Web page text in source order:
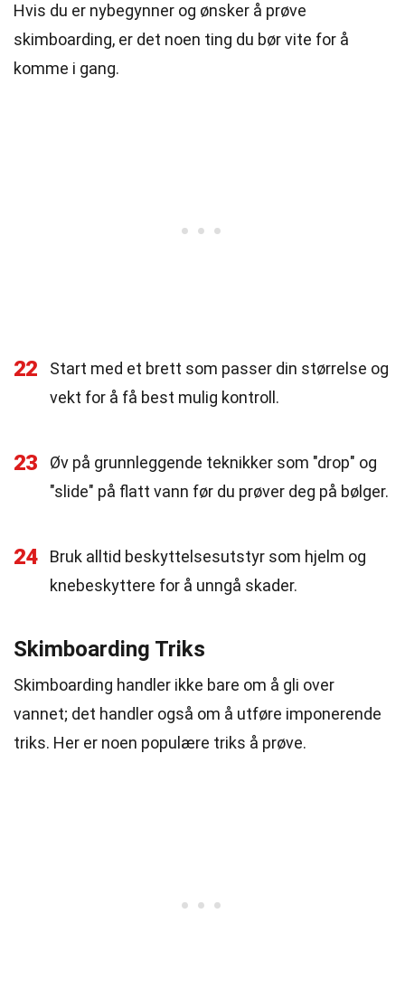
Hvis du er nybegynner og ønsker å prøve
skimboarding, er det noen ting du bør vite for å
komme i gang.
22
Start med et brett som passer din størrelse og
vekt for å få best mulig kontroll.
23
Øv på grunnleggende teknikker som "drop" og
"slide" på flatt vann før du prøver deg på bølger.
24
Bruk alltid beskyttelsesutstyr som hjelm og
knebeskyttere for å unngå skader.
Skimboarding Triks
Skimboarding handler ikke bare om å gli over
vannet; det handler også om å utføre imponerende
triks. Her er noen populære triks å prøve.